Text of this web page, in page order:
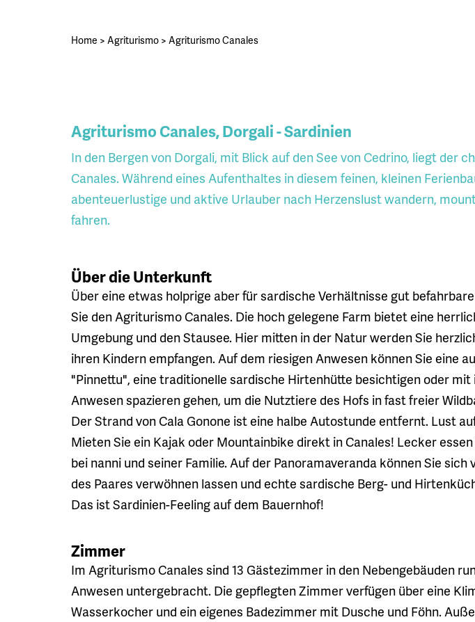
Home > Agriturismo > Agriturismo Canales
Agriturismo Canales, Dorgali - Sardinien
In den Bergen von Dorgali, mit Blick auf den See von Cedrino, liegt der
Canales. Während eines Aufenthaltes in diesem feinen, kleinen
abenteuerlustige und aktive Urlauber nach Herzenslust wandern,
fahren.
Über die Unterkunft
Über eine etwas holprige aber für sardische Verhältnisse gut
Sie den Agriturismo Canales. Die hoch gelegene Farm bietet eine
Umgebung und den Stausee. Hier mitten in der Natur werden Sie
ihren Kindern empfangen. Auf dem riesigen Anwesen können Sie eine
"Pinnettu", eine traditionelle sardische Hirtenhütte besichtigen oder mit
Anwesen spazieren gehen, um die Nutztiere des Hofs in fast freier
Der Strand von Cala Gonone ist eine halbe Autostunde entfernt. Lust
Mieten Sie ein Kajak oder Mountainbike direkt in Canales! Lecker
bei nanni und seiner Familie. Auf der Panoramaveranda können Sie
des Paares verwöhnen lassen und echte sardische Berg- und
Das ist Sardinien-Feeling auf dem Bauernhof!
Zimmer
Im Agriturismo Canales sind 13 Gästezimmer in den Nebengebäuden
Anwesen untergebracht. Die gepflegten Zimmer verfügen über eine
Wasserkocher und ein eigenes Badezimmer mit Dusche und Föhn.